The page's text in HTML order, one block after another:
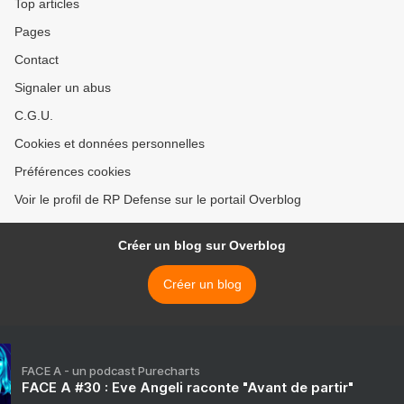
Top articles
Pages
Contact
Signaler un abus
C.G.U.
Cookies et données personnelles
Préférences cookies
Voir le profil de RP Defense sur le portail Overblog
Créer un blog sur Overblog
Créer un blog
FACE A - un podcast Purecharts
FACE A #30 : Eve Angeli raconte "Avant de partir"